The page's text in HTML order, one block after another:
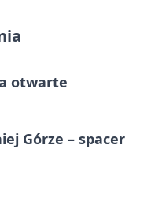
otwarte
Górze – spacer